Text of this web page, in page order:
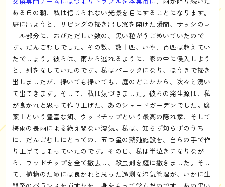
ある日の朝、私は信じられない光景を目にすることになります。
庭に出ようと、リビングの掃き出し窓を開けた瞬間、サッシのレ
ール部分に、おびただしい数の、黒い粒がうごめいていたので
す。だんごむしでした。その数、数十匹、いや、百匹は超えてい
たでしょう。彼らは、雨から逃れるように、家の中に侵入しよう
と、列をなしていたのです。私はパニックになり、ほうきで掃き
出しましたが、掃いても掃いても、庭のどこかから、次々と湧い
て出てきます。そして、私は気づきました。彼らの発生源は、私
が良かれと思って作り上げた、あのシェードガーデンでした。腐
葉土という豊富な餌、ウッドチップという最高の隠れ家、そして
梅雨の長雨による絶え間ない湿気。私は、知らず知らずのうち
に、だんごむしにとっての、五つ星の繁殖施設を、自らの手で作
り上げてしまっていたのです。その日、私は半泣きになりなが
ら、ウッドチップを全て撤去し、殺虫剤を庭に撒きました。そし
て、植物のためには良かれと思った過剰な湿気管理が、いかに生